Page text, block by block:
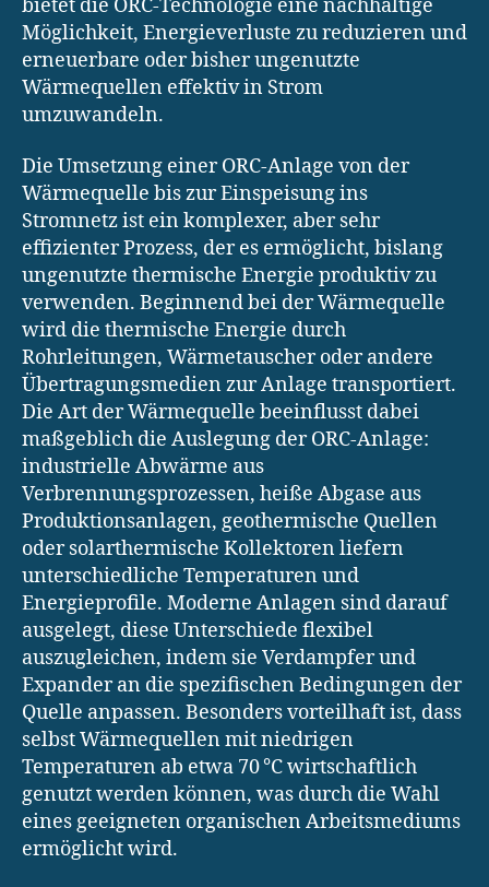
bietet die ORC-Technologie eine nachhaltige
Möglichkeit, Energieverluste zu reduzieren und
erneuerbare oder bisher ungenutzte
Wärmequellen effektiv in Strom
umzuwandeln.
Die Umsetzung einer ORC-Anlage von der
Wärmequelle bis zur Einspeisung ins
Stromnetz ist ein komplexer, aber sehr
effizienter Prozess, der es ermöglicht, bislang
ungenutzte thermische Energie produktiv zu
verwenden. Beginnend bei der Wärmequelle
wird die thermische Energie durch
Rohrleitungen, Wärmetauscher oder andere
Übertragungsmedien zur Anlage transportiert.
Die Art der Wärmequelle beeinflusst dabei
maßgeblich die Auslegung der ORC-Anlage:
industrielle Abwärme aus
Verbrennungsprozessen, heiße Abgase aus
Produktionsanlagen, geothermische Quellen
oder solarthermische Kollektoren liefern
unterschiedliche Temperaturen und
Energieprofile. Moderne Anlagen sind darauf
ausgelegt, diese Unterschiede flexibel
auszugleichen, indem sie Verdampfer und
Expander an die spezifischen Bedingungen der
Quelle anpassen. Besonders vorteilhaft ist, dass
selbst Wärmequellen mit niedrigen
Temperaturen ab etwa 70 °C wirtschaftlich
genutzt werden können, was durch die Wahl
eines geeigneten organischen Arbeitsmediums
ermöglicht wird.